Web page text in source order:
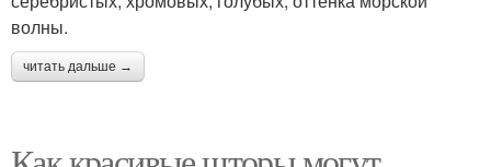
волны.
читать дальше →